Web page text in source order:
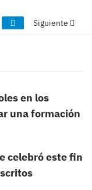
Siguiente
en los
una formación
celebró este fin